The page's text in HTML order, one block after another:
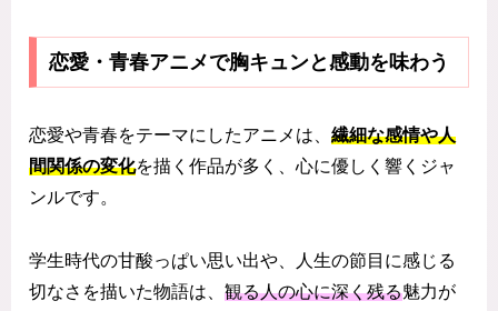
恋愛・青春アニメで胸キュンと感動を味わう
恋愛や青春をテーマにしたアニメは、 繊細な感情や人
間関係の変化を描く作品が多く、心に優しく響くジャ
ンルです。
学生時代の甘酸っぱい思い出や、人生の節目に感じる
切なさを描いた物語は、 観る人の心に深く残る魅力が